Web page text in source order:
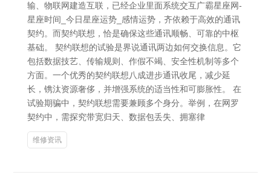
输、物联网建造互联，已经企业里面系统交互广霸星座网-
星座时间_今日星座运势_感情运势，齐依赖于高效的通讯
契约。而契约联想，恰是确保这些通讯顺畅、可靠的中枢
基础。 契约联想的试验是界说通讯两边如何交换信息。它
包括数据技艺、传输规则、作假不竭、安全性机制等多个
方面。一个优秀的契约联想八成进步通讯收尾，减少延
长，镌汰资源奢侈，并增强系统的适当性和可膨胀性。 在
试验期骗中，契约联想需要兼顾多个身分。举例，在网罗
契约中，需探究带宽归天、数据包丢失、拥塞律
维修资讯